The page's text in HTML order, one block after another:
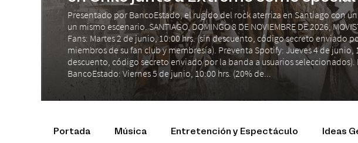
Presentado por BancoEstado, el rugido del rock aterriza en Santiago con
un mismo escenario. SANTIAGO, DOMINGO 8 DE NOVIEMBRE DE 2026,
Fans: Martes 2 de junio, 10:00 hrs. (sin descuento, código secreto enviado
miembros de su fan club y membresía). Preventa Spotify: Jueves 4 de junio,
descuento, código secreto enviado por la banda a usuarios seleccionados).
BancoEstado: Viernes 5 de junio, 10:00 hrs. (20% de...
Portada Música Entretención y Espectáculo Ideas